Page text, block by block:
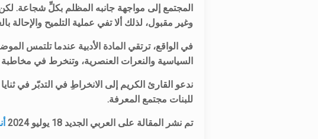
المجتمع إلى مواجهة جانبه المظلم بكلِّ شجاعة.
وغير مقبول، لذلك ألا تفي عملية التلميح
في الواقع، ترتقي المادة الأدبية عندما تلتمس
السياسية والنعرات العنصرية، وتنخرط في مخاطبة
ندعو القارئ الكريم إلى الانخراطِ في التدبّر في
للبنات مجتمع المعرفة.
تم نشر المقالة على العربي الجديد 18 يوليو 2024